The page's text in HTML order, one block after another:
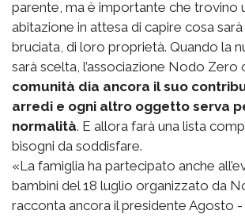
parente, ma è importante che trovino
abitazione in attesa di capire cosa
bruciata, di loro proprietà. Quando la
sarà scelta, l’associazione Nodo Zero
comunità dia ancora il suo
arredi e ogni altro oggetto serva
normalità. E allora farà una lista
bisogni da soddisfare.
«La famiglia ha partecipato anche
bambini del 18 luglio organizzato da
racconta ancora il presidente Agosto -